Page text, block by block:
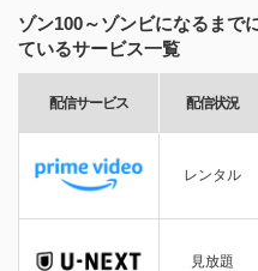
ゾン100～ゾンビになるまで
ているサービス一覧
配信サービス 配信状況
レンタル
見放題